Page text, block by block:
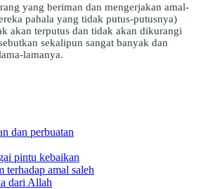
yang beriman dan mengerjakan amal-
pahala yang tidak putus-putusnya)
akan terputus dan tidak akan dikurangi
sekalipun sangat banyak dan
lamanya.
dan perbuatan
pintu kebaikan
terhadap amal saleh
dari Allah